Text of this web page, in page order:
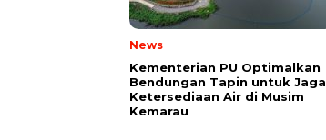
News
Kementerian PU Optimalkan
Bendungan Tapin untuk Jaga
Ketersediaan Air di Musim
Kemarau